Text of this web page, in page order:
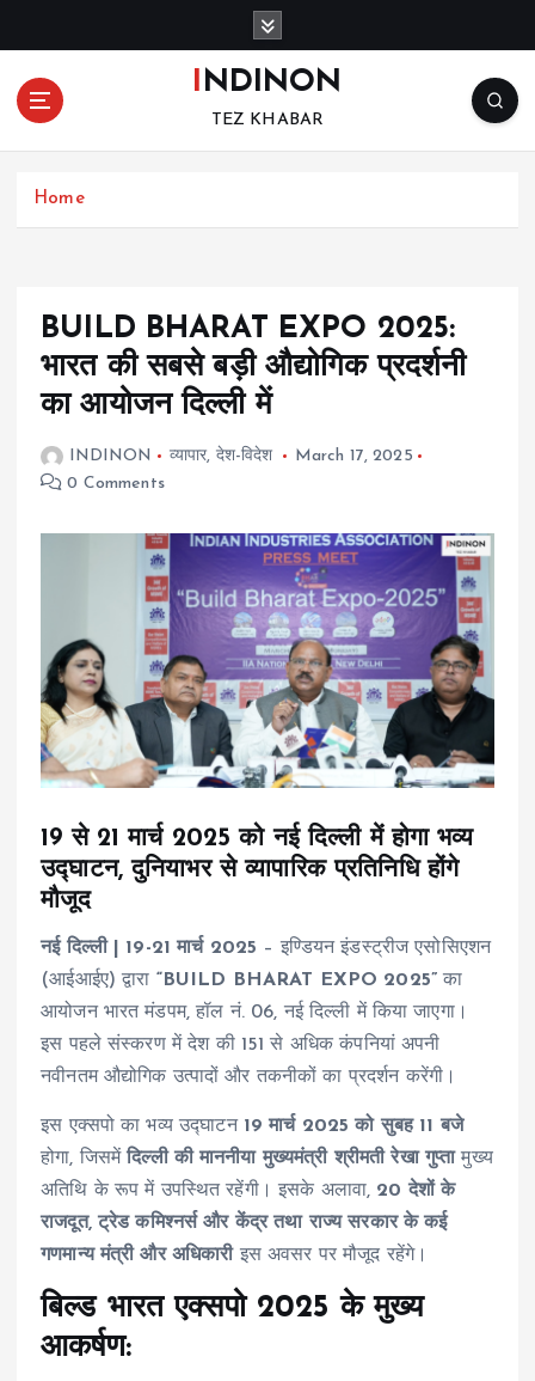
o
INDINON
TEZ KHABAR
Home
BUILD BHARAT EXPO 2025:
भारत की सबसे बड़ी औद्योगिक प्रदर्शनी
का आयोजन दिल्ली में
INDINON व्यापार, देश-विदेश
March 17, 2025
0 Comments
19 से 21 मार्च 2025 को नई दिल्ली में होगा भव्य
उद्घाटन, दुनियाभर से व्यापारिक प्रतिनिधि होंगे
मौजूद
नई दिल्ली | 19-21 मार्च 2025 – इण्डियन इंडस्ट्रीज एसोसिएशन
(आईआईए) द्वारा “BUILD BHARAT EXPO 2025” का
आयोजन भारत मंडपम, हॉल नं. 06, नई दिल्ली में किया जाएगा।
इस पहले संस्करण में देश की 151 से अधिक कंपनियां अपनी
नवीनतम औद्योगिक उत्पादों और तकनीकों का प्रदर्शन करेंगी।
इस एक्सपो का भव्य उद्घाटन 19 मार्च 2025 को सुबह 11 बजे
होगा, जिसमेंदिल्ली की माननीया मुख्यमंत्री श्रीमती रेखा गुप्तामुख्य
अतिथि के रूप में उपस्थित रहेंगी। इसके अलावा, 20 देशों के
राजदूत, ट्रेड कमिश्नर्स और केंद्र तथा राज्य सरकार के कई
गणमान्य मंत्री और अधिकारीइस अवसर पर मौजूद रहेंगे।
बिल्ड भारत एक्सपो 2025 के मुख्य
आकर्षण: